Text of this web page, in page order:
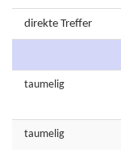
direkte Treffer
taumelig
taumelig